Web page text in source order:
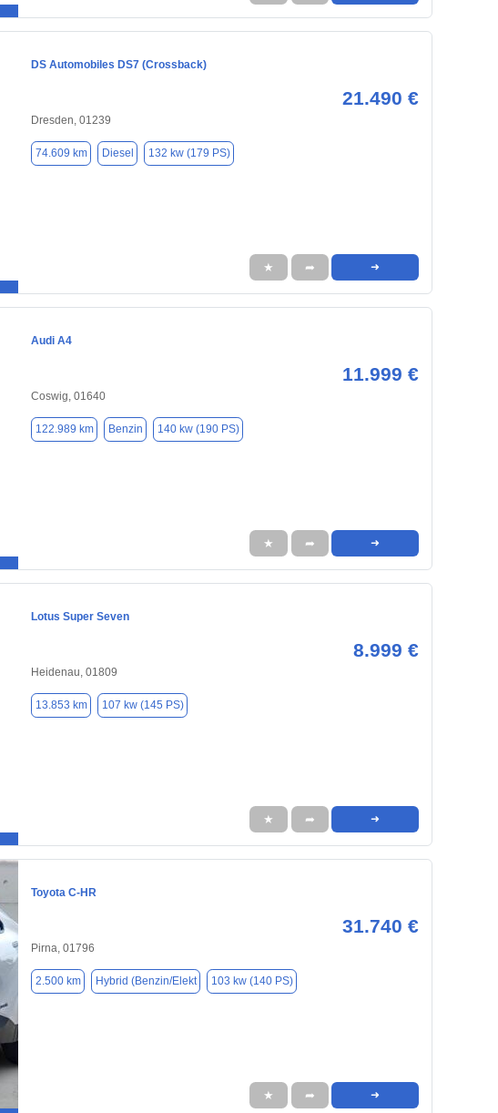
DS Automobiles DS7 (Crossback)
21.490 €
Dresden, 01239
74.609 km Diesel 132 kw (179 PS)
★ ➦ ➜
Audi A4
11.999 €
Coswig, 01640
122.989 km Benzin 140 kw (190 PS)
★ ➦ ➜
Lotus Super Seven
8.999 €
Heidenau, 01809
13.853 km 107 kw (145 PS)
★ ➦ ➜
Toyota C-HR
31.740 €
Pirna, 01796
2.500 km Hybrid (Benzin/Elekt 103 kw (140 PS)
★ ➦ ➜